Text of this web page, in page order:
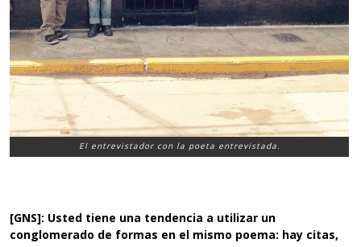
El entrevistador con la poeta entrevistada.
[GNS]: Usted tiene una tendencia a utilizar un
conglomerado de formas en el mismo poema: hay citas,